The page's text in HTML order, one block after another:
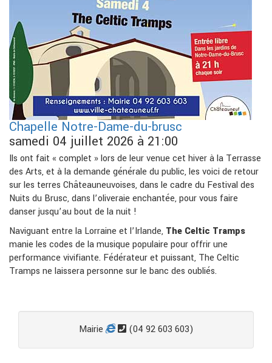
Chapelle Notre-Dame-du-brusc
samedi 04 juillet 2026 à 21:00
Ils ont fait « complet » lors de leur venue cet hiver à la Terrasse
des Arts, et à la demande générale du public, les voici de retour
sur les terres Châteauneuvoises, dans le cadre du Festival des
Nuits du Brusc, dans l’oliveraie enchantée, pour vous faire
danser jusqu’au bout de la nuit !
Naviguant entre la Lorraine et l’Irlande, The Celtic Tramps
manie les codes de la musique populaire pour offrir une
performance vivifiante. Fédérateur et puissant, The Celtic
Tramps ne laissera personne sur le banc des oubliés.
Mairie (04 92 603 603)